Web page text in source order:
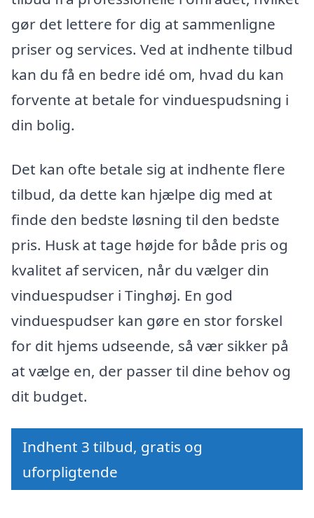
gør det lettere for dig at sammenligne
priser og services. Ved at indhente tilbud
kan du få en bedre idé om, hvad du kan
forvente at betale for vinduespudsning i
din bolig.
Det kan ofte betale sig at indhente flere
tilbud, da dette kan hjælpe dig med at
finde den bedste løsning til den bedste
pris. Husk at tage højde for både pris og
kvalitet af servicen, når du vælger din
vinduespudser i Tinghøj. En god
vinduespudser kan gøre en stor forskel
for dit hjems udseende, så vær sikker på
at vælge en, der passer til dine behov og
dit budget.
Indhent 3 tilbud, gratis og
uforpligtende